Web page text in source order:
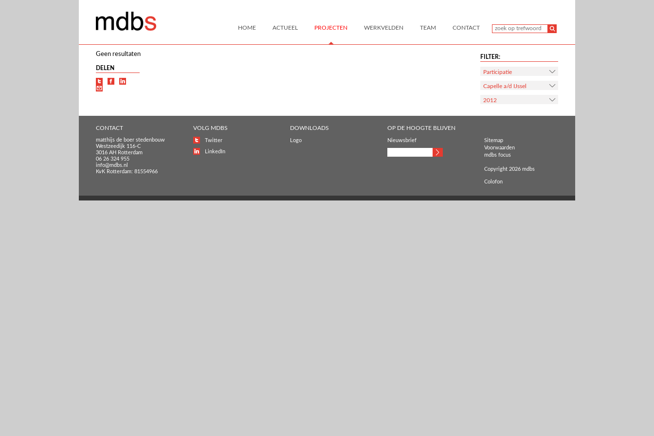
HOME ACTUEEL PROJECTEN WERKVELDEN TEAM CONTACT
Geen resultaten
DELEN
FILTER:
Participatie
Capelle a/d IJssel
2012
CONTACT
matthijs de boer stedenbouw
Westzeedijk 116-C
3016 AH Rotterdam
06 26 324 955
info@mdbs.nl
KvK Rotterdam: 81554966
VOLG MDBS
Twitter
LinkedIn
DOWNLOADS
Logo
OP DE HOOGTE BLIJVEN
Nieuwsbrief
Sitemap
Voorwaarden
mdbs focus
Copyright 2026 mdbs
Colofon